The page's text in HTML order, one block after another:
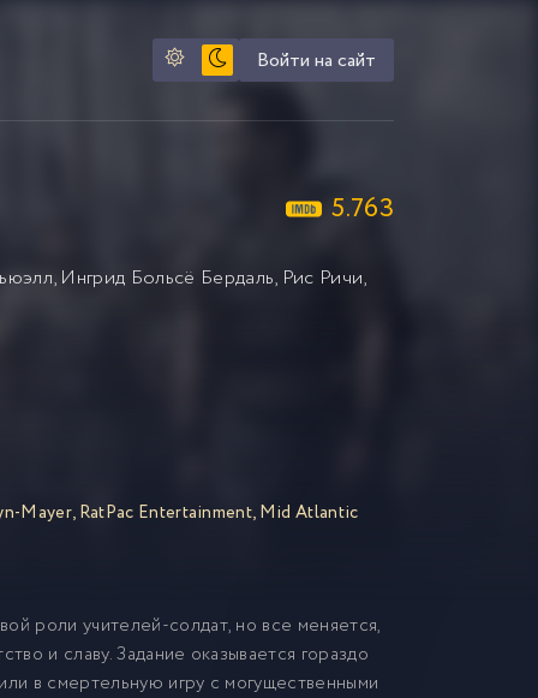
Войти на сайт
5.763
, Ингрид Больсё Бердаль, Рис Ричи,
Mayer,RatPac Entertainment,Mid Atlantic
роли учителей-солдат, но все меняется,
и славу. Задание оказывается гораздо
в смертельную игру с могущественными